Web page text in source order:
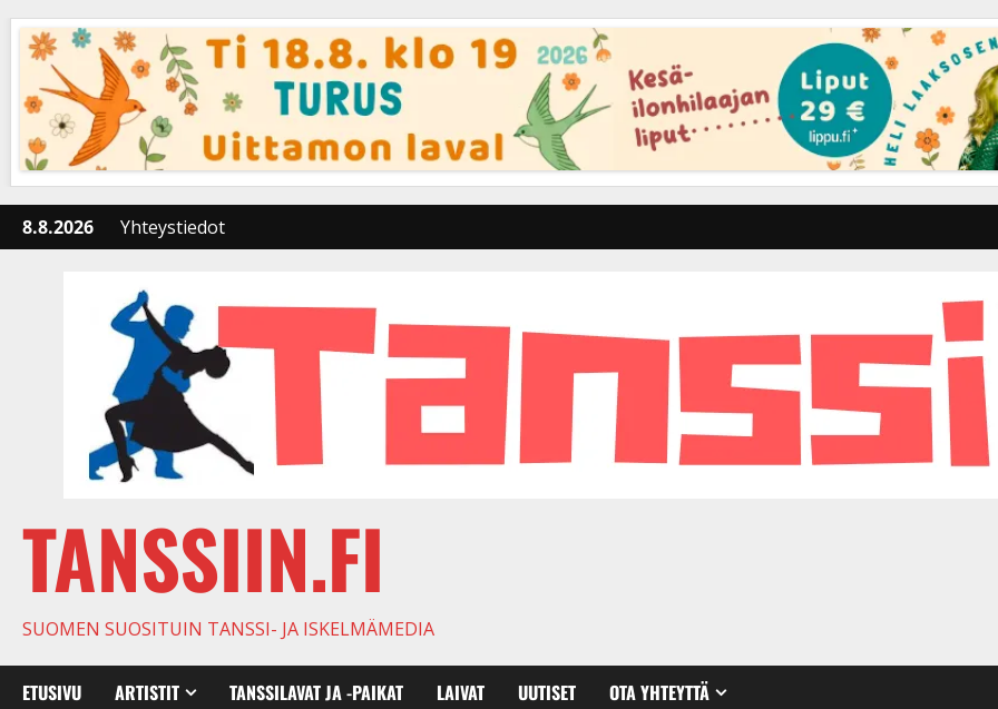
content
8.8.2026 Yhteystiedot
TANSSIIN.FI
SUOMEN SUOSITUIN TANSSI- JA ISKELMÄMEDIA
ETUSIVU ARTISTIT TANSSILAVAT JA -PAIKAT LAIVAT UUTISET OTA YHTEYTTÄ